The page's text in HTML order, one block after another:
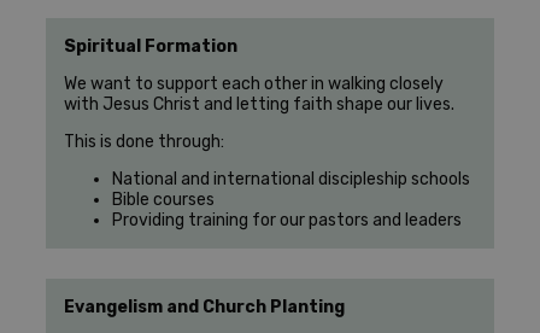
Spiritual Formation
We want to support each other in walking closely
with Jesus Christ and letting faith shape our lives.
This is done through:
National and international discipleship schools
Bible courses
Providing training for our pastors and leaders
Evangelism and Church Planting